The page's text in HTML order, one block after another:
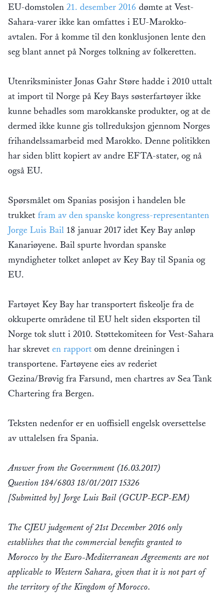
EU-domstolen 21. desember 2016 dømte at Vest-
Sahara-varer ikke kan omfattes i EU-Marokko-
avtalen. For å komme til den konklusjonen lente den
seg blant annet på Norges tolkning av folkeretten.
Utenriksminister Jonas Gahr Støre hadde i 2010 uttalt
at import til Norge på Key Bays søsterfartøyer ikke
kunne behadles som marokkanske produkter, og at de
dermed ikke kunne gis tollreduksjon gjennom Norges
frihandelssamarbeid med Marokko. Denne politikken
har siden blitt kopiert av andre EFTA-stater, og nå
også EU.
Spørsmålet om Spanias posisjon i handelen ble
trukket fram av den spanske kongress-representanten
Jorge Luis Bail 18 januar 2017 idet Key Bay anløp
Kanariøyene. Bail spurte hvordan spanske
myndigheter tolket anløpet av Key Bay til Spania og
EU.
Fartøyet Key Bay har transportert fiskeolje fra de
okkuperte områdene til EU helt siden eksporten til
Norge tok slutt i 2010. Støttekomiteen for Vest-Sahara
har skrevet en rapport om denne dreiningen i
transportene. Fartøyene eies av rederiet
Gezina/Brøvig fra Farsund, men chartres av Sea Tank
Chartering fra Bergen.
Teksten nedenfor er en uoffisiell engelsk oversettelse
av uttalelsen fra Spania.
Answer from the Government (16.03.2017)
Question 184/6803 18/01/2017 15326
[Submitted by] Jorge Luis Bail (GCUP-ECP-EM)
The CJEU judgement of 21st December 2016 only
establishes that the commercial benefits granted to
Morocco by the Euro-Mediterranean Agreements are not
applicable to Western Sahara, given that it is not part of
the territory of the Kingdom of Morocco.